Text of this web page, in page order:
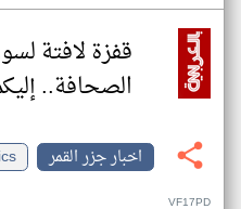
قفزة لافتة
الصحافة..
اخبار جزر القمر
VF17PD